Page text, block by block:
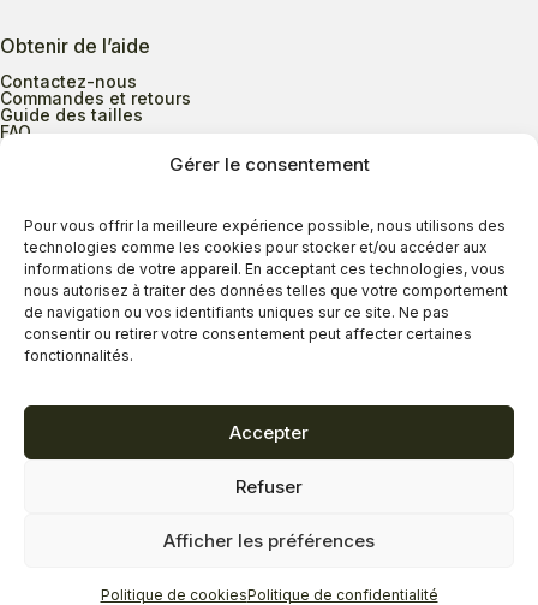
Gérer le consentement
Pour vous offrir la meilleure expérience possible, nous utilisons des
technologies comme les cookies pour stocker et/ou accéder aux
informations de votre appareil. En acceptant ces technologies, vous
nous autorisez à traiter des données telles que votre comportement
de navigation ou vos identifiants uniques sur ce site. Ne pas
consentir ou retirer votre consentement peut affecter certaines
fonctionnalités.
Accepter
Refuser
Afficher les préférences
Politique de cookiesPolitique de confidentialité
Obtenir de l’aide
Contactez-nous
Commandes et retours
Guide des tailles
FAQ
Heures d’ouverture
Lundi au mercredi
9h00 à 17h30
Jeudi
9h00 à 20h00
Vendredi
9h00 à 18h00
Dimanche
11h00 à 16h30
Termes et conditions
Réalisation Zonart Communications